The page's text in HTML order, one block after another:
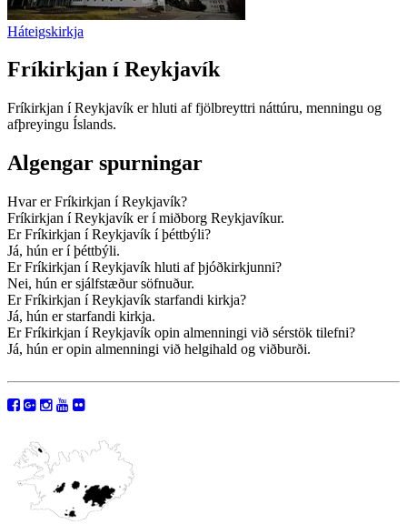
Háteigskirkja
Fríkirkjan í Reykjavík
Fríkirkjan í Reykjavík er hluti af fjölbreyttri náttúru, menningu og
afþreyingu Íslands.
Algengar spurningar
Hvar er Fríkirkjan í Reykjavík?
Fríkirkjan í Reykjavík er í miðborg Reykjavíkur.
Er Fríkirkjan í Reykjavík í þéttbýli?
Já, hún er í þéttbýli.
Er Fríkirkjan í Reykjavík hluti af þjóðkirkjunni?
Nei, hún er sjálfstæður söfnuður.
Er Fríkirkjan í Reykjavík starfandi kirkja?
Já, hún er starfandi kirkja.
Er Fríkirkjan í Reykjavík opin almenningi við sérstök tilefni?
Já, hún er opin almenningi við helgihald og viðburði.